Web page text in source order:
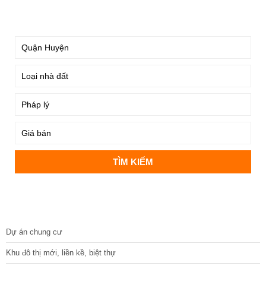
Dự án chung cư
Khu đô thị mới, liền kề, biệt thự